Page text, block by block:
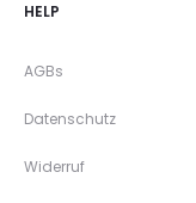
HELP
AGBs
Datenschutz
Widerruf